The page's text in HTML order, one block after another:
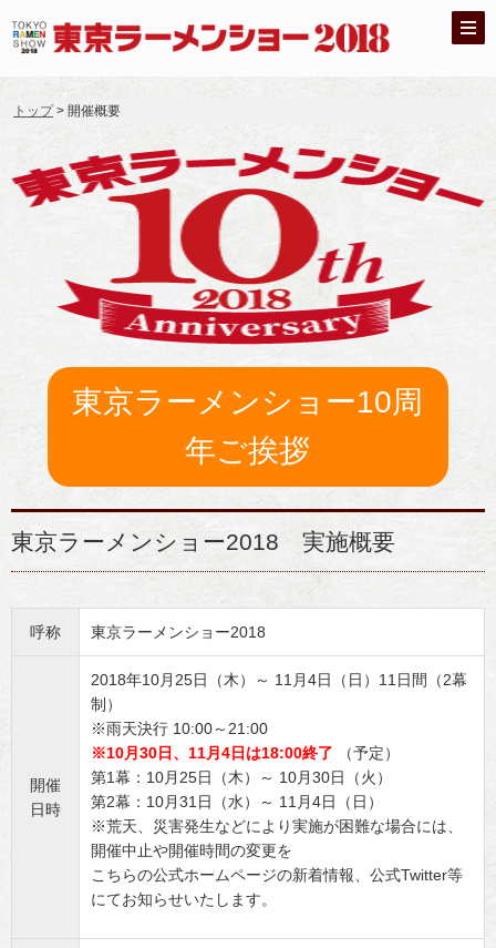
トップ> 開催概要
東京ラーメンショー10周
年ご挨拶
東京ラーメンショー2018 実施概要
呼称 東京ラーメンショー2018
開催
日時
2018年10月25日（木）～ 11月4日（日）11日間（2幕
制）
※雨天決行 10:00～21:00
※10月30日、11月4日は18:00終了
（予定）
第1幕：10月25日（木）～ 10月30日（火）
第2幕：10月31日（水）～ 11月4日（日）
※荒天、災害発生などにより実施が困難な場合には、
開催中止や開催時間の変更を
こちらの公式ホームページの新着情報、公式Twitter等
にてお知らせいたします。